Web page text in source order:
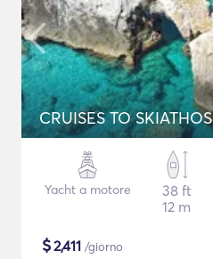
CRUISES TO SKIATHOS
Yacht a motore
38 ft
12 m
$2,411 /giorno